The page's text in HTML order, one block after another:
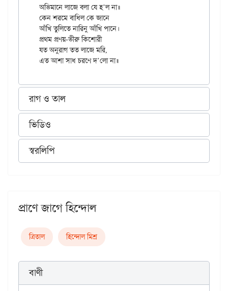
অভিমানে লাজে বলা যে হ’ল না॥
কেন শরমে বাধিল কে জানে
আঁখি তুলিতে নারিনু আঁখি পানে।
প্রথম প্রণয়-ভীরু কিশোরী
যত অনুরাগ তত লাজে মরি,
রাগ ও তাল
ভিডিও
স্বরলিপি
প্রাণে জাগে হিন্দোল
ত্রিতাল হিন্দোল মিশ্র
বাণী